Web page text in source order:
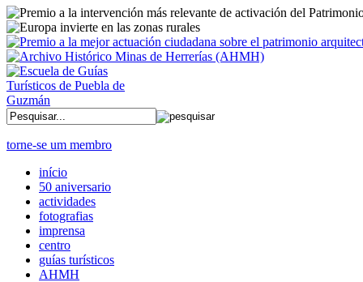
torne-se um membro
início
50 aniversario
actividades
fotografias
imprensa
centro
guías turísticos
AHMH